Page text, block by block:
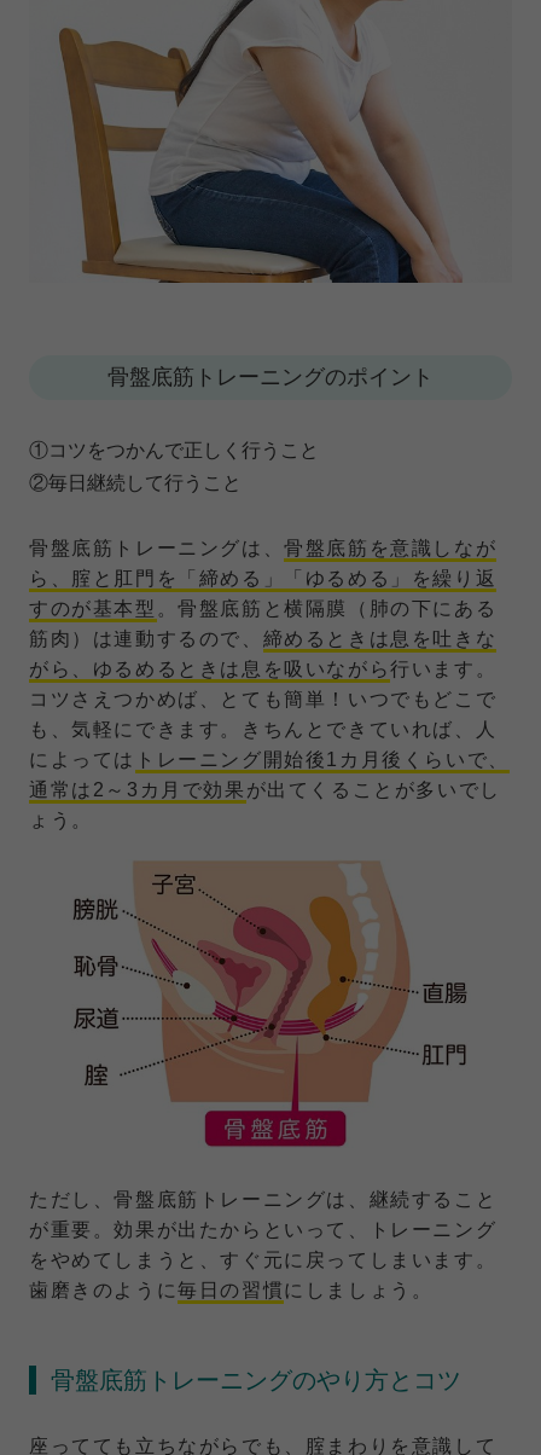
骨盤底筋トレーニングのポイント
①コツをつかんで正しく行うこと
②毎日継続して行うこと
骨盤底筋トレーニングは、骨盤底筋を意識しなが
ら、腟と肛門を「締める」「ゆるめる」を繰り返
すのが基本型 。骨盤底筋と横隔膜（肺の下にある
筋肉）は連動するので、 締めるときは息を吐きな
がら、ゆるめるときは息を吸いながら行います。
コツさえつかめば、とても簡単！いつでもどこで
も、気軽にできます。きちんとできていれば、人
によっては トレーニング開始後1カ月後くらいで、
通常は2～3カ月で効果 が出てくることが多いでし
ょう。
ただし、骨盤底筋トレーニングは、継続すること
が重要。効果が出たからといって、トレーニング
をやめてしまうと、すぐ元に戻ってしまいます。
歯磨きのように毎日の習慣にしましょう。
骨盤底筋トレーニングのやり方とコツ
座ってても立ちながらでも、腟まわりを意識して